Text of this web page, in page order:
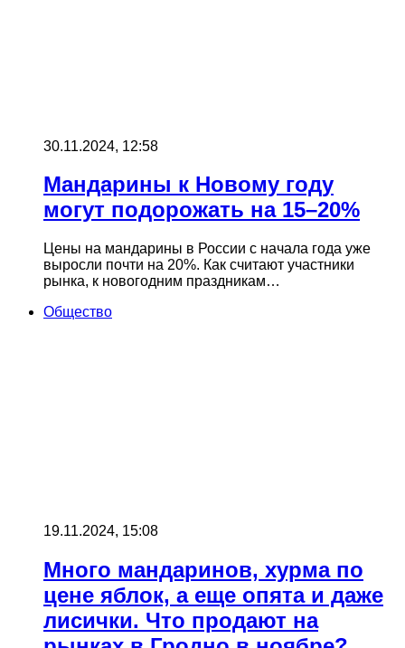
30.11.2024, 12:58
Мандарины к Новому году
могут подорожать на 15–20%
Цены на мандарины в России с начала года уже
выросли почти на 20%. Как считают участники
рынка, к новогодним праздникам…
Общество
19.11.2024, 15:08
Много мандаринов, хурма по
цене яблок, а еще опята и даже
лисички. Что продают на